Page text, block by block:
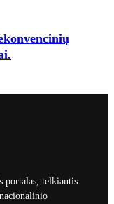
portalas, telkiantis